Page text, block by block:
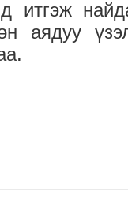
итгэж
аядуу